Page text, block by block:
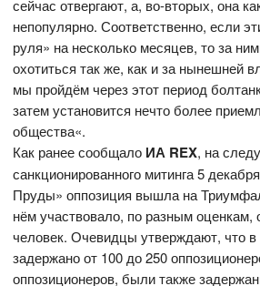
сейчас отвергают, а, во-вторых, она
непопулярно. Соответственно, если
руля» на несколько месяцев, то за
охотиться так же, как и за нынешней
мы пройдём через этот период
затем установится нечто более
общества«.
Как ранее сообщало ИА REX, на
санкционированного митинга 5
Пруды» оппозиция вышла на
нём участвовало, по разным оценкам,
человек. Очевидцы утверждают, что
задержано от 100 до 250
оппозиционеров, были также